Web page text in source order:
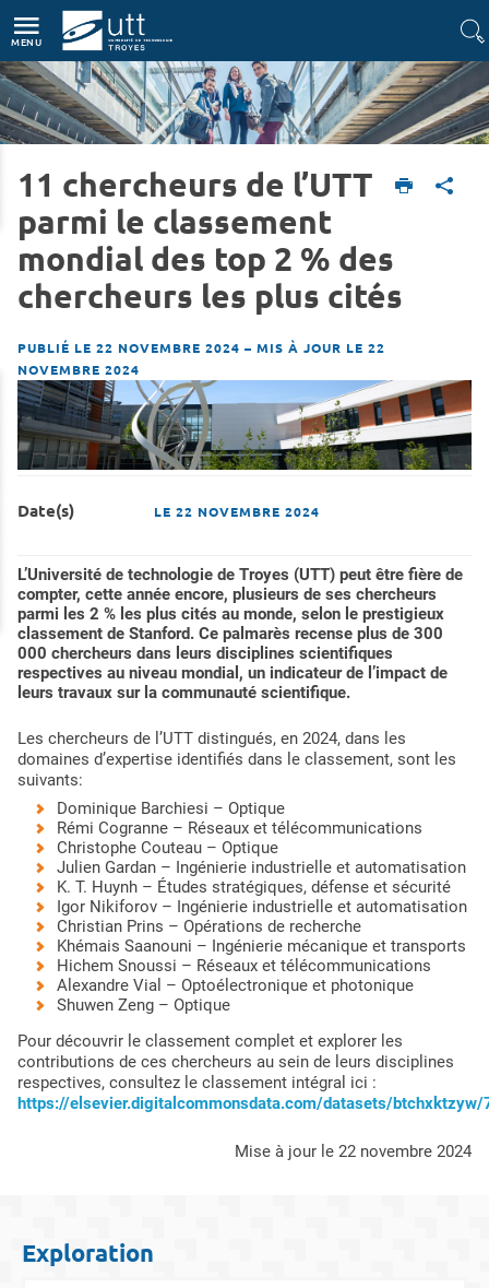
MENU
Accueil L'UTT Actualités
11 chercheurs de l’UTT
parmi le classement
mondial des top 2 % des
chercheurs les plus cités
PUBLIÉ LE 22 NOVEMBRE 2024 – MIS À JOUR LE 22
NOVEMBRE 2024
Date(s) LE 22 NOVEMBRE 2024
L’Université de technologie de Troyes (UTT) peut être fière de
compter, cette année encore, plusieurs de ses chercheurs
parmi les 2 % les plus cités au monde, selon le prestigieux
classement de Stanford. Ce palmarès recense plus de 300
000 chercheurs dans leurs disciplines scientifiques
respectives au niveau mondial, un indicateur de l’impact de
leurs travaux sur la communauté scientifique.
Les chercheurs de l’UTT distingués, en 2024, dans les
domaines d’expertise identifiés dans le classement, sont les
suivants:
Dominique Barchiesi – Optique
Rémi Cogranne – Réseaux et télécommunications
Christophe Couteau – Optique
Julien Gardan – Ingénierie industrielle et automatisation
K. T. Huynh – Études stratégiques, défense et sécurité
Igor Nikiforov – Ingénierie industrielle et automatisation
Christian Prins – Opérations de recherche
Khémais Saanouni – Ingénierie mécanique et transports
Hichem Snoussi – Réseaux et télécommunications
Alexandre Vial – Optoélectronique et photonique
Shuwen Zeng – Optique
Pour découvrir le classement complet et explorer les
contributions de ces chercheurs au sein de leurs disciplines
respectives, consultez le classement intégral ici :
https://elsevier.digitalcommonsdata.com/datasets/btchxktzyw/
mise à jour le 22 novembre 2024
Exploration